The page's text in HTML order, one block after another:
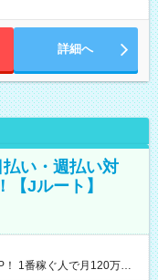
詳細へ
い・週払い対
【Jルート】
1番稼ぐ人で月120万ほ